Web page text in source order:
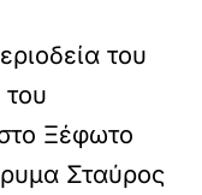
του
Ξέφωτο
Σταύρος